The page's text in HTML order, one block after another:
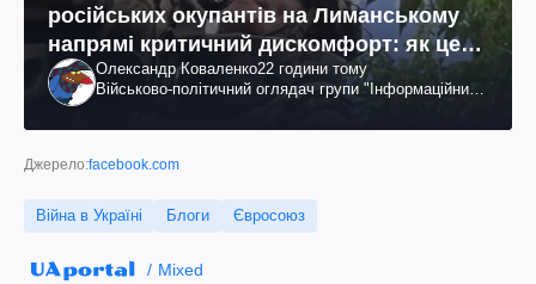
російських окупантів на Лиманському
напрямі критичний дискомфорт: як це
вдалосяОлександр Коваленко22 години тому
Військово-політичний оглядач групи "Інформаційний
Джерело:facebook.com
Війна в Україні Блоги Євросоюз
Mixed